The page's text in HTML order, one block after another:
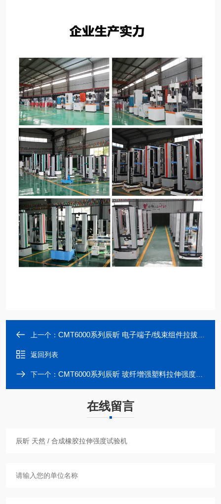
上一个： CMT6000系列辰昕 电子端子/线束组件拉拔力试验机
返回列表
下一个： CMT6000系列辰昕 玻纤增强塑料拉伸强度试验机
在线留言